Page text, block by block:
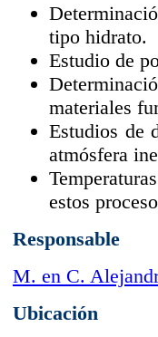
tipo hidrato.
Estudio de
materiales
Estudios de
atmósfera
estos
Responsable
M. en C.
Ubicación